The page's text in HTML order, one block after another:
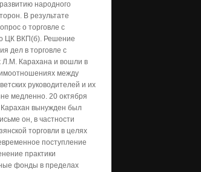
народного
В результате
о торговле с
ЦК ВКП(б). Решение
дел в торговле с
Карахана и вошли в
между
руководителей и их
медленно. 20 октября
Карахан вынужден был
он, в частности
торговли в целях
поступление
практики
фонды в пределах